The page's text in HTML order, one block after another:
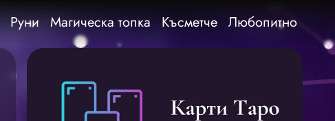
Руни Магическа топка Късметче Любопитно